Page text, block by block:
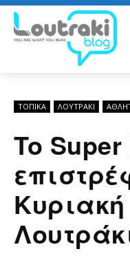
ΤΟΠΙΚΑ ΛΟΥΤΡΆΚΙ
To